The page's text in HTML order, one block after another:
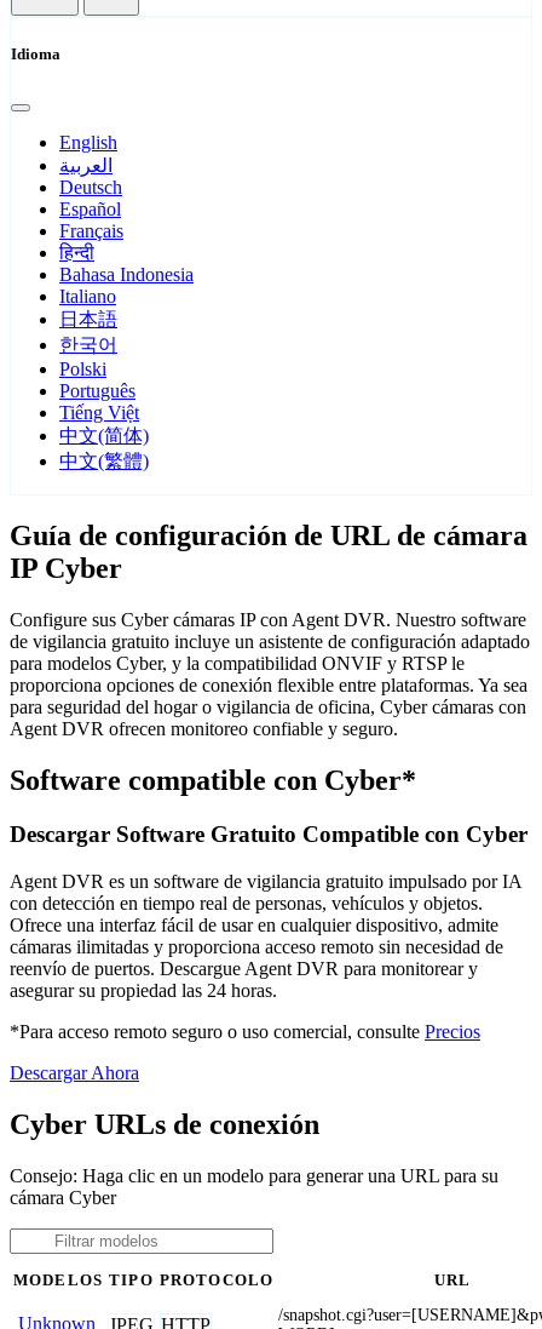
Idioma
English
العربية
Deutsch
Español
Français
हिन्दी
Bahasa Indonesia
Italiano
日本語
한국어
Polski
Português
Tiếng Việt
中文(简体)
中文(繁體)
Guía de configuración de URL de cámara
IP Cyber
Configure sus Cyber cámaras IP con Agent DVR. Nuestro software
de vigilancia gratuito incluye un asistente de configuración adaptado
para modelos Cyber, y la compatibilidad ONVIF y RTSP le
proporciona opciones de conexión flexible entre plataformas. Ya sea
para seguridad del hogar o vigilancia de oficina, Cyber cámaras con
Agent DVR ofrecen monitoreo confiable y seguro.
Software compatible con Cyber*
Descargar Software Gratuito Compatible con Cyber
Agent DVR es un software de vigilancia gratuito impulsado por IA
con detección en tiempo real de personas, vehículos y objetos.
Ofrece una interfaz fácil de usar en cualquier dispositivo, admite
cámaras ilimitadas y proporciona acceso remoto sin necesidad de
reenvío de puertos. Descargue Agent DVR para monitorear y
asegurar su propiedad las 24 horas.
*Para acceso remoto seguro o uso comercial, consulte Precios
Descargar Ahora
Cyber URLs de conexión
Consejo: Haga clic en un modelo para generar una URL para su
cámara Cyber
MODELOS TIPO PROTOCOLO URL
Unknown JPEG HTTP
/